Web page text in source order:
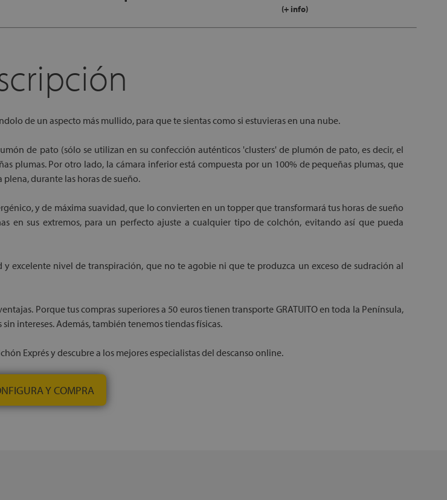
(+ info)
de un aspecto más mullido, para que te sientas como si estuvieras en una nube.
de pato (sólo se utilizan en su confección auténticos 'clusters' de plumón de pato, es decir, el
plumas. Por otro lado, la cámara inferior está compuesta por un 100% de pequeñas plumas, que
durante las horas de sueño.
y de máxima suavidad, que lo convierten en un topper que transformará tus horas de sueño
en sus extremos, para un perfecto ajuste a cualquier tipo de colchón, evitando así que pueda
excelente nivel de transpiración, que no te agobie ni que te produzca un exceso de sudración al
Porque tus compras superiores a 50 euros tienen transporte GRATUITO en toda la Península,
intereses. Además, también tenemos tiendas físicas.
Exprés y descubre a los mejores especialistas del descanso online.
Y COMPRA